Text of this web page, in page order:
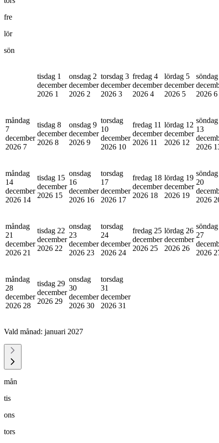
fre
lör
sön
tisdag 1
december
2026 1
onsdag 2
december
2026 2
torsdag 3
december
2026 3
fredag 4
december
2026 4
lördag 5
december
2026 5
2026 6
måndag
7
december
2026 7
tisdag 8
december
2026 8
onsdag 9
december
2026 9
torsdag
10
december
2026 10
fredag 11
december
2026 11
lördag 12
december
2026 12
söndag
13
2026
måndag
14
december
2026 14
tisdag 15
december
2026 15
onsdag
16
december
2026 16
torsdag
17
december
2026 17
fredag 18
december
2026 18
lördag 19
december
2026 19
söndag
20
2026
måndag
21
december
2026 21
tisdag 22
december
2026 22
onsdag
23
december
2026 23
torsdag
24
december
2026 24
fredag 25
december
2026 25
lördag 26
december
2026 26
söndag
27
2026
måndag
28
december
2026 28
tisdag 29
december
2026 29
onsdag
30
december
2026 30
torsdag
31
december
2026 31
Vald månad: januari 2027
mån
tis
ons
tors